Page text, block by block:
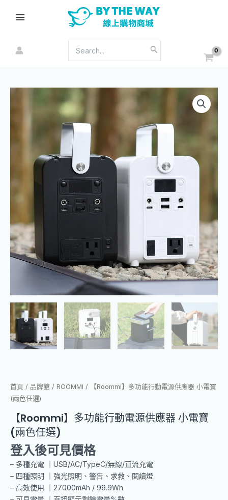
尋：
首頁 / 品牌館 / ROOMMI / 【Roommi】多功能行動電源供應器 小電寶
(兩色任選)
【Roommi】多功能行動電源供應器 小電寶
(兩色任選)
登入後可見價格
– 多種充電 ｜USB/AC/TypeC/無線/直流充電
– 四種照明 ｜強光照明、警告、求救、閱讀燈
– 高效使用 ｜27000mAh / 99.9Wh